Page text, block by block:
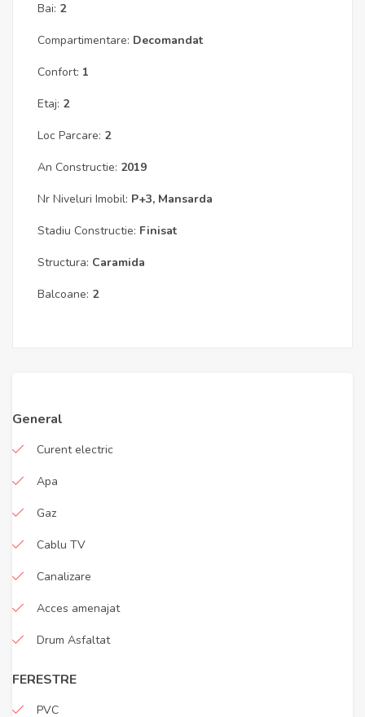
Bai: 2
Compartimentare: Decomandat
Confort: 1
Etaj: 2
Loc Parcare: 2
An Constructie: 2019
Nr Niveluri Imobil: P+3, Mansarda
Stadiu Constructie: Finisat
Structura: Caramida
Balcoane: 2
General
Curent electric
Apa
Gaz
Cablu TV
Canalizare
Acces amenajat
Drum Asfaltat
FERESTRE
PVC